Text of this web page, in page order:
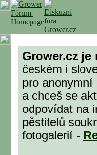
Grower.cz je
českém i
pro anonymní
a chceš se
odpovídat na
pěstitelů
fotogalerií -